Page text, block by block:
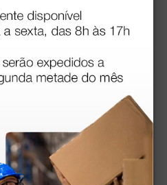
para bebés KERN MB
A 10K-3M - Classe III
620,00 €
(Preço sem IVA)